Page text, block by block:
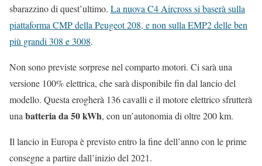
sbarazzino di quest’ultimo. La nuova C4 Aircross si baserà sulla
piattaforma CMP della Peugeot 208, e non sulla EMP2 delle ben
più grandi 308 e 3008.
Non sono previste sorprese nel comparto motori. Ci sarà una
versione 100% elettrica, che sarà disponibile fin dal lancio del
modello. Questa erogherà 136 cavalli e il motore elettrico sfrutterà
una batteria da 50 kWh, con un’autonomia di oltre 200 km.
Il lancio in Europa è previsto entro la fine dell’anno con le prime
consegne a partire dall’inizio del 2021.